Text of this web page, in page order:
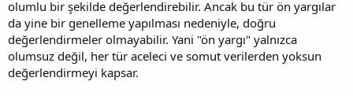
olumlu bir şekilde değerlendirebilir. Ancak bu tür ön yargılar
da yine bir genelleme yapılması nedeniyle, doğru
değerlendirmeler olmayabilir. Yani "ön yargı" yalnızca
olumsuz değil, her tür aceleci ve somut verilerden yoksun
değerlendirmeyi kapsar.